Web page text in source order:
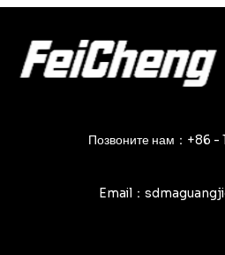
Позвоните нам：+86
Email：